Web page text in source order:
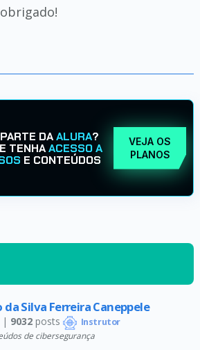
DAALURA?
TENHAACESSO A
E CONTEÚDOS
VEJA OS
PLANOS
da Silva Ferreira Caneppele
| 9032posts Instrutor
de cibersegurança